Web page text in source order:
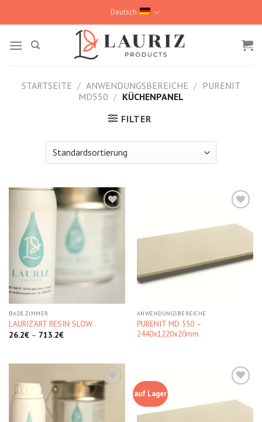
Deutsch
STARTSEITE / ANWENDUNGSBEREICHE / PURENIT
MD550 / KÜCHENPANEL
FILTER
Kedvencekhez
BADEZIMMER
LAURIZ’ART RESIN SLOW
26.2€– 713.2€
ANWENDUNGSBEREICHE
PURENIT MD 550 –
2440x1220x20mm
Kedvencekhez
auf Lager